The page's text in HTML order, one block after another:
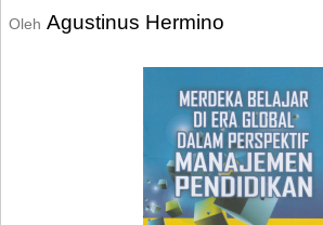
Oleh Agustinus Hermino